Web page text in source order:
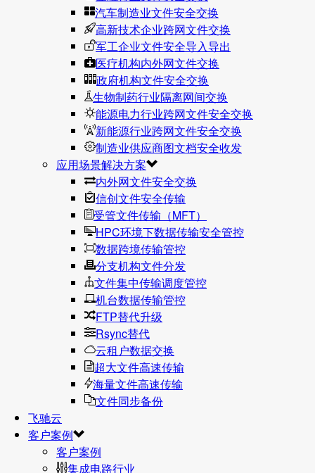
汽车制造业文件安全交换
高新技术企业跨网文件交换
军工企业文件安全导入导出
医疗机构内外网文件交换
政府机构文件安全交换
生物制药行业隔离网间交换
能源电力行业跨网文件安全交换
新能源行业跨网文件安全交换
制造业供应商图文档安全收发
应用场景解决方案
内外网文件安全交换
信创文件安全传输
受管文件传输（MFT）
HPC环境下数据传输安全管控
数据跨境传输管控
分支机构文件分发
文件集中传输调度管控
机台数据传输管控
FTP替代升级
Rsync替代
云租户数据交换
超大文件高速传输
海量文件高速传输
文件同步备份
飞驰云
客户案例
客户案例
集成电路行业